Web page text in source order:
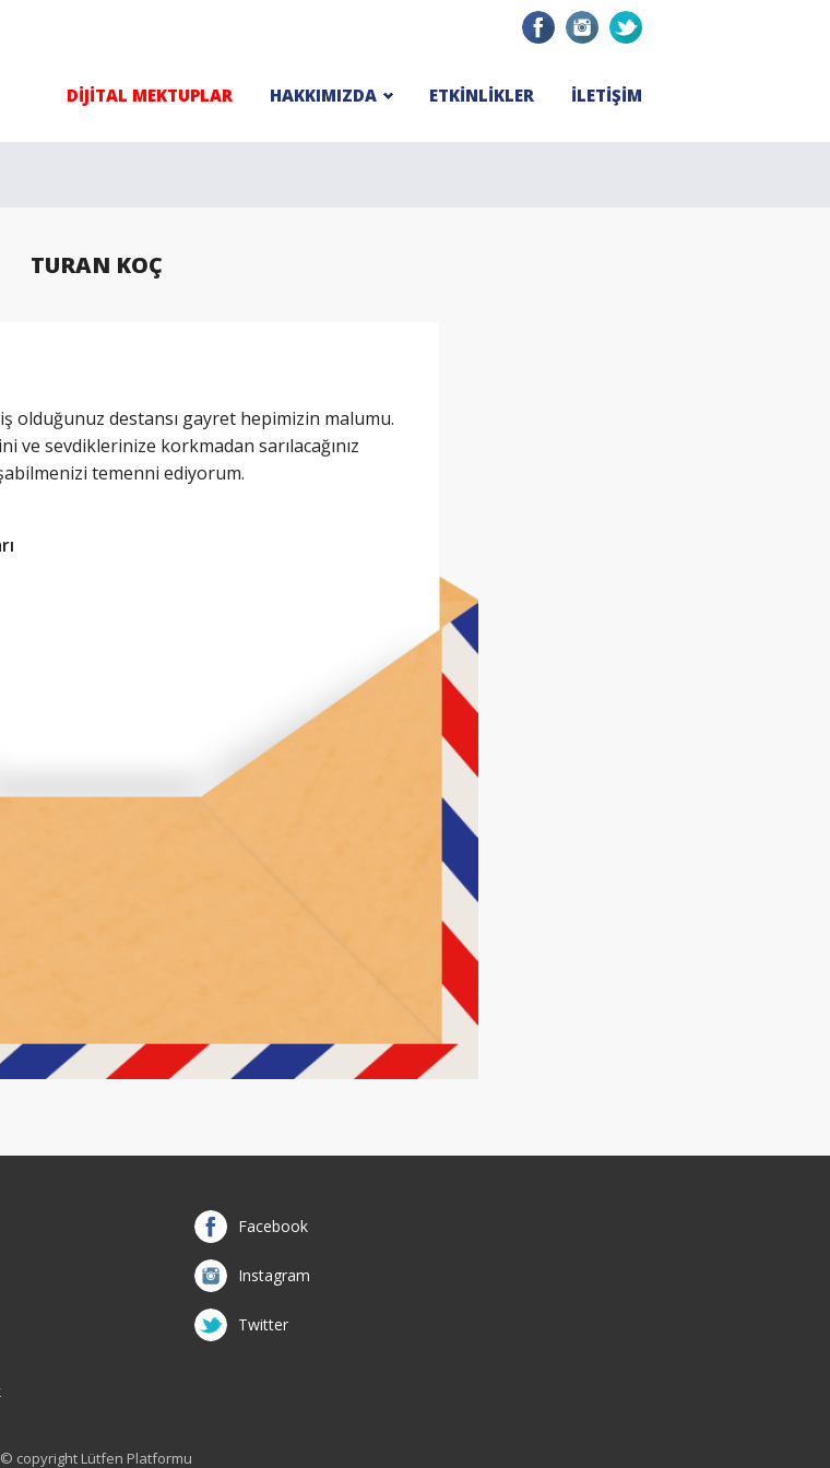
DİJİTAL MEKTUPLAR HAKKIMIZDA ETKİNLİKLER İLETİŞİM
TURAN KOÇ
olduğunuz destansı gayret hepimizin malumu.
ve sevdiklerinize korkmadan sarılacağınız
temenni ediyorum.
Facebook
Instagram
Twitter
© copyright Lütfen Platformu